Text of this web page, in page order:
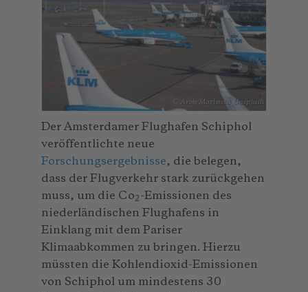
© Aron Marinelli_Unsplash
Der Amsterdamer Flughafen Schiphol
veröffentlichte neue
Forschungsergebnisse, die belegen,
dass der Flugverkehr stark zurückgehen
muss, um die Co2 -Emissionen des
niederländischen Flughafens in
Einklang mit dem Pariser
Klimaabkommen zu bringen. Hierzu
müssten die Kohlendioxid-Emissionen
von Schiphol um mindestens 30